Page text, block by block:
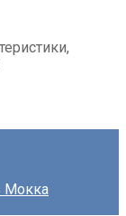
Мокка